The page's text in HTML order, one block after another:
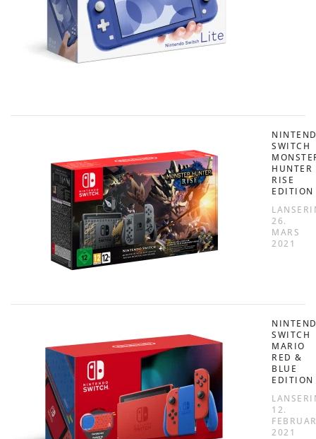
SWITCH
HUNTER
RISE
EDITION
26.
MARS
2021
SWITCH
MARIO
RED &
BLUE
EDITION
12.
2021